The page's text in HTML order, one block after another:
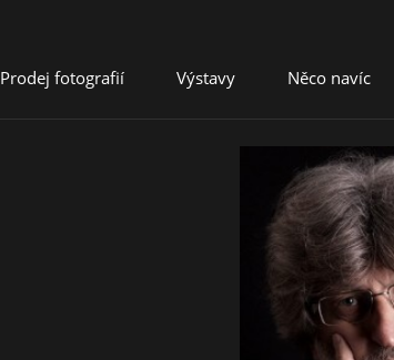
Prodej fotografií Výstavy Něco navíc